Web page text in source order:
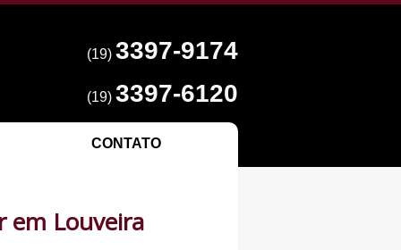
(19) 3397-9174
(19) 3397-6120
CONTATO
em Louveira